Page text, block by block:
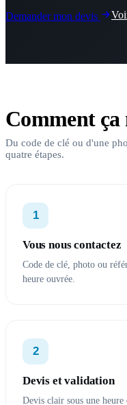
Demander mon devis
Comment ça
Du code de clé ou d'une
quatre étapes.
1
Vous nous contactez
Code de clé, photo ou
heure ouvrée.
2
Devis et validation
Devis clair sous une